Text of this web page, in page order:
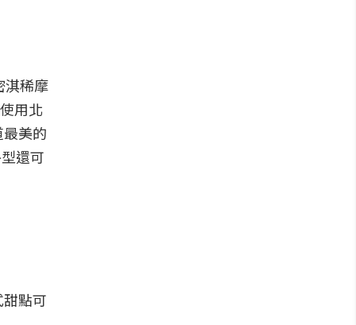
淇稀摩
用北
美的
還可
點可